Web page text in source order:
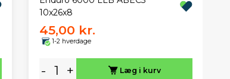
10x26x8
45,00 kr.
1-2 hverdage
- + Læg i kurv